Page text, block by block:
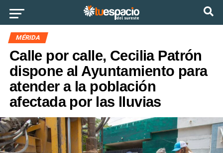
MÉRIDA
Calle por calle, Cecilia Patrón
dispone al Ayuntamiento para
atender a la población
afectada por las lluvias
Ir a la versión móvil